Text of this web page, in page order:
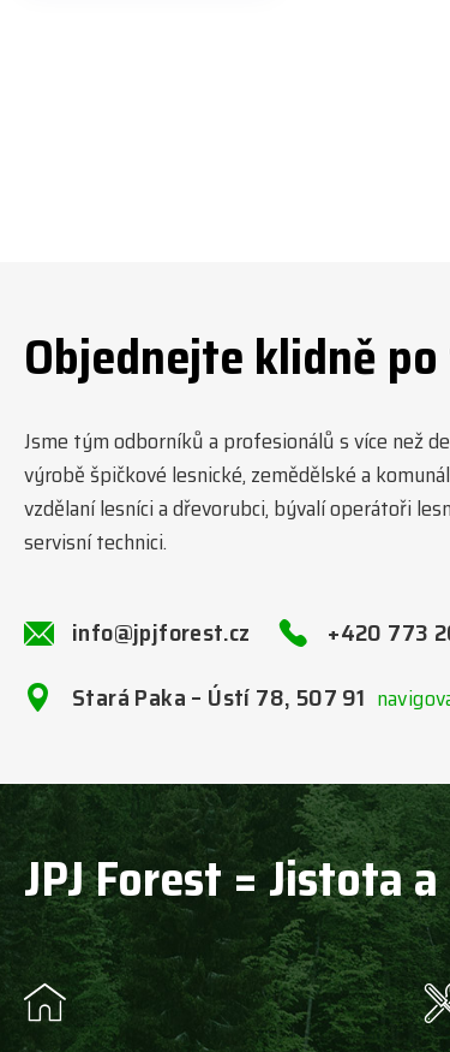
Objednejte klidně
Jsme tým odborníků a profesionálů s více než
výrobě špičkové lesnické, zemědělské a
vzdělaní lesníci a dřevorubci, bývalí operátoři
servisní technici.
info@jpjforest.cz +420 773
Stará Paka – Ústí 78, 507 91
JPJ Forest = Jistota